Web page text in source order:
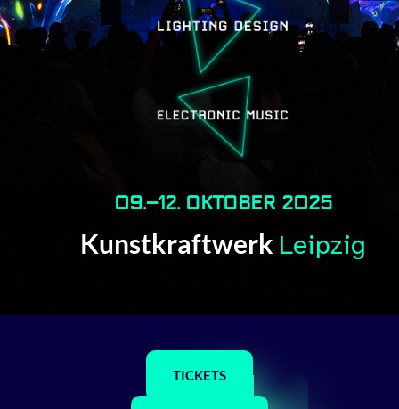
09.–12. OKTOBER 2025
Kunstkraftwerk Leipzig
TICKETS